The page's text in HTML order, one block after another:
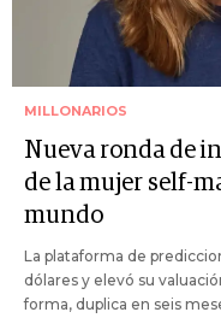
MILLONARIOS
Nueva ronda de
de la mujer self-
mundo
La plataforma de
dólares y elevó su
forma, duplica en seis